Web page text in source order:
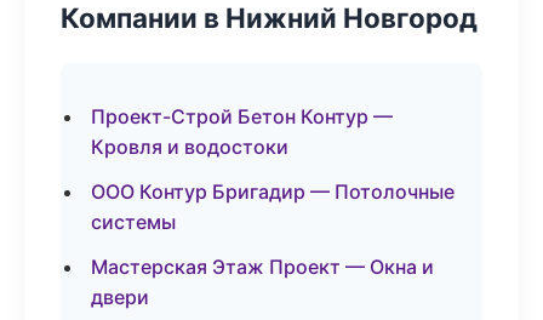
Компании в Нижний Новгород
Проект-Строй Бетон Контур —
Кровля и водостоки
ООО Контур Бригадир — Потолочные
системы
Мастерская Этаж Проект — Окна и
двери